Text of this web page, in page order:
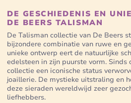
DE GESCHIEDENIS EN
DE BEERS TALISMAN
De Talisman collectie van De Beers
bijzondere combinatie van ruwe en
unieke ontwerp eert de natuurlijke
edelsteen in zijn puurste vorm.
collectie een iconische status
joaillerie. De mystieke uitstraling en
deze sieraden wereldwijd zeer
liefhebbers.